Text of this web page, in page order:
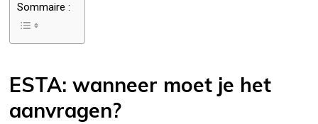
Sommaire :
ESTA: wanneer moet je het
aanvragen?